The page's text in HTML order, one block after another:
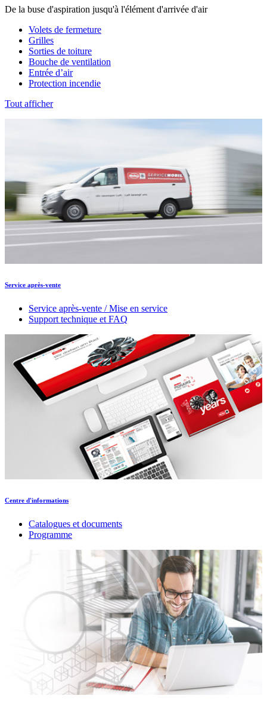
De la buse d'aspiration jusqu'à l'élément d'arrivée d'air
Volets de fermeture
Grilles
Sorties de toiture
Bouche de ventilation
Entrée d’air
Protection incendie
Tout afficher
Service après-vente
Service après-vente / Mise en service
Support technique et FAQ
Centre d'informations
Catalogues et documents
Programme